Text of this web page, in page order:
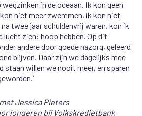
in de oceaan. Ik kon geen
niet meer zwemmen, ik kon niet
twee jaar schuldenvrij waren, kon ik
lucht zien: hoop hebben. Op dit
andere door goede nazorg, geleerd
blijven. Daar zijn we dagelijks mee
staan willen we nooit meer, en sparen
Jessica Pieters
jongeren bij Volkskredietbank